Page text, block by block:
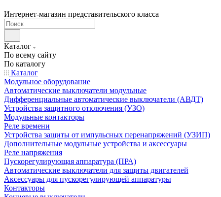
Интернет-магазин представительского класса
Каталог
По всему сайту
По каталогу
Каталог
Модульное оборудование
Автоматические выключатели модульные
Дифференциальные автоматические выключатели (АВДТ)
Устройства защитного отключения (УЗО)
Модульные контакторы
Реле времени
Устройства защиты от импульсных перенапряжений (УЗИП)
Дополнительные модульные устройства и аксессуары
Реле напряжения
Пускорегулирующая аппаратура (ПРА)
Автоматические выключатели для защиты двигателей
Аксессуары для пускорегулирующей аппаратуры
Контакторы